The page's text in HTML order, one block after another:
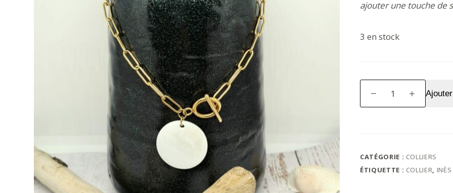
ajouter une touche de
3 en stock
Collier
CATÉGORIE : COLLIERS
ÉTIQUETTE : COLLIER, INÈS